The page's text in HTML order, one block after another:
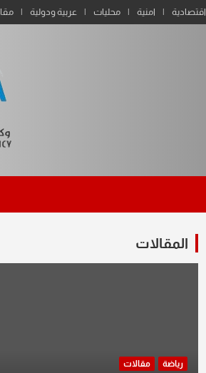
اقتصادية امنية محليات عربية ودولية
المقالات
رياضة مقالات